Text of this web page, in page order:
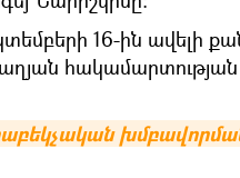
16-ին ավելի
հակամարտության